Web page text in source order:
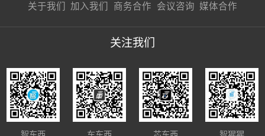
关于我们 加入我们
接扔简历
商务合作
接开聊
会议咨询 媒体合作
接开聊
关注我们